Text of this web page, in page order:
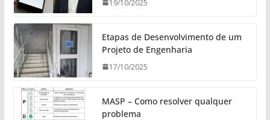
19/10/2025
Etapas de Desenvolvimento de um
Projeto de Engenharia
17/10/2025
MASP – Como resolver qualquer
problema